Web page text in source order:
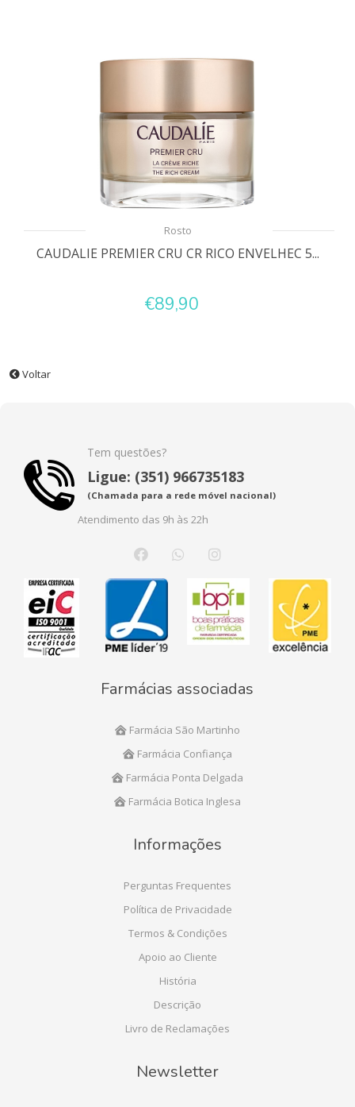
Rosto
CAUDALIE PREMIER CRU CR RICO ENVELHEC 5...
€89,90
Voltar
Tem questões?
Ligue: (351) 966735183
(Chamada para a rede móvel nacional)
Atendimento das 9h às 22h
Farmácias associadas
Farmácia São Martinho
Farmácia Confiança
Farmácia Ponta Delgada
Farmácia Botica Inglesa
Informações
Perguntas Frequentes
Política de Privacidade
Termos & Condições
Apoio ao Cliente
História
Descrição
Livro de Reclamações
Newsletter